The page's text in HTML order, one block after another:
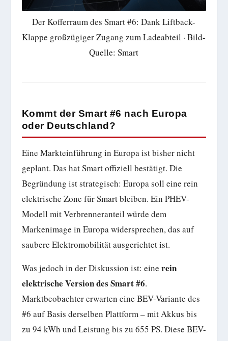
Der Kofferraum des Smart #6: Dank Liftback-
Klappe großzügiger Zugang zum Ladeabteil · Bild-
Quelle: Smart
Kommt der Smart #6 nach Europa
oder Deutschland?
Eine Markteinführung in Europa ist bisher nicht
geplant. Das hat Smart offiziell bestätigt. Die
Begründung ist strategisch: Europa soll eine rein
elektrische Zone für Smart bleiben. Ein PHEV-
Modell mit Verbrenneranteil würde dem
Markenimage in Europa widersprechen, das auf
saubere Elektromobilität ausgerichtet ist.
Was jedoch in der Diskussion ist: eine rein
elektrische Version des Smart #6.
Marktbeobachter erwarten eine BEV-Variante des
#6 auf Basis derselben Plattform – mit Akkus bis
zu 94 kWh und Leistung bis zu 655 PS. Diese BEV-